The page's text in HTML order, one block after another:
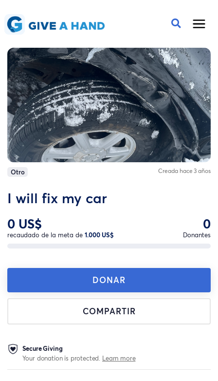
Otro Creada hace 3 años
I will fix my car
0 US$
recaudado de la meta de 1.000 US$
0
Donantes
DONAR
COMPARTIR
Secure Giving
Your donation is protected. Learn more